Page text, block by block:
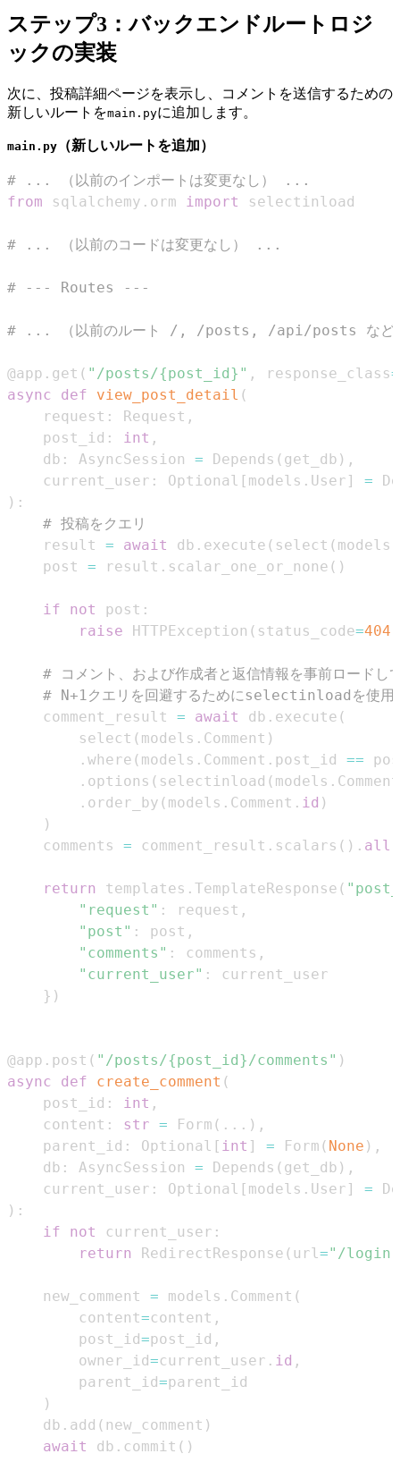
ステップ3：バックエンドルートロジ
ックの実装
次に、投稿詳細ページを表示し、コメントを送信するための
新しいルートをmain.pyに追加します。
main.py （新しいルートを追加）
# ... （以前のインポートは変更なし） ...
from sqlalchemy . orm import
# ... （以前のコードは変更なし） ...
# --- Routes ---
# ... （以前のルート /, /posts, /api/posts など
@app . get ( "/posts/{post_id}" , response_class=
async
def view_post_detail (
    request
: Request ,
    post_id
: int ,
    db
: AsyncSession = Depends ( get_db ) ,
    current_user
: Optional [ models . User ] =
) :
# 投稿をクエリ
    result
= await db . execute ( select ( models
    post
= result . scalar_one_or_none ( )
if not post :
raise HTTPException ( status_code=404
# コメント、および作成者と返信情報を事前ロードし
# N+1クエリを回避するためにselectinloadを使用
    comment_result
= await db . execute (
        select
( models . Comment )
. where ( models . Comment . post_id ==
. options ( selectinload ( models . Comment
. order_by ( models . Comment . id )
)
    comments
= comment_result . scalars ( ) . all
return templates . TemplateResponse (
"request" : request ,
"post" : post ,
"comments" : comments ,
"current_user" :
} )
@app . post ( "/posts/{post_id}/comments" )
async
def create_comment (
    post_id
: int ,
    content
: str = Form ( . . . ) ,
    parent_id
: Optional [ int ] = Form ( None ) ,
    db
: AsyncSession = Depends ( get_db ) ,
    current_user
: Optional [ models . User ] =
) :
if
not current_user :
return
RedirectResponse ( url ="/login"
    new_comment
= models . Comment (
        content
=content ,
        post_id
=post_id ,
        owner_id
=current_user . id ,
        parent_id
=
)
    db
. add ( new_comment )
await
db . commit ( )